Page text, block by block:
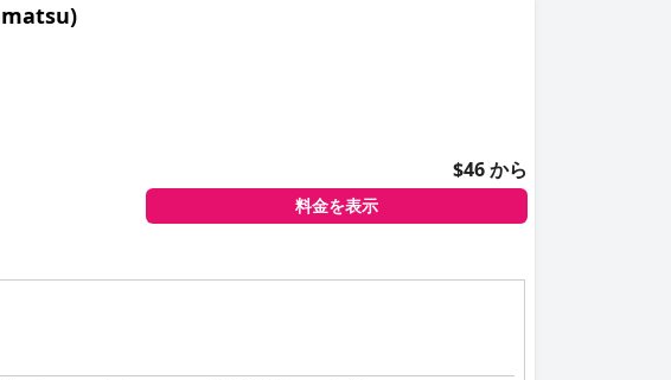
味しい朝食、そして優れたスタッフサービスが特徴ですが、Wi-
$46 から
料金を表示